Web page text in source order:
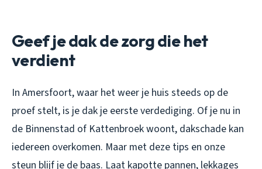
Geef je dak de zorg die het
verdient
In Amersfoort, waar het weer je huis steeds op de
proef stelt, is je dak je eerste verdediging. Of je nu in
de Binnenstad of Kattenbroek woont, dakschade kan
iedereen overkomen. Maar met deze tips en onze
steun blijf je de baas. Laat kapotte pannen, lekkages